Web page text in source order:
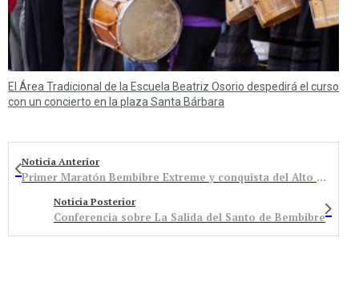
El Área Tradicional de la Escuela Beatriz Osorio despedirá el curso
con un concierto en la plaza Santa Bárbara
Noticia Anterior
Primer Maratón Bembibre Extreme y conquista del Alto del Redondal
Noticia Posterior
Conferencia sobre La Salida del Santo de Bembibre